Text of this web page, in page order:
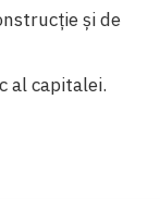
și de
al capitalei.